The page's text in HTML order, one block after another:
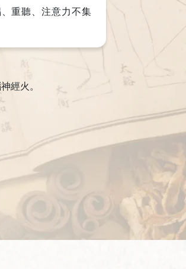
重聽、注意力不集
經火。